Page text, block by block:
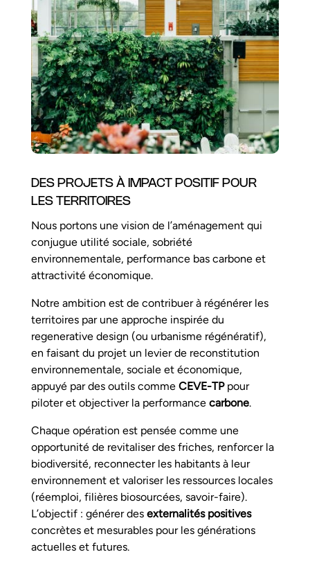
DES PROJETS À IMPACT POSITIF POUR
LES TERRITOIRES
Nous portons une vision de l’aménagement qui
conjugue utilité sociale, sobriété
environnementale, performance bas carbone et
attractivité économique.
Notre ambition est de contribuer à régénérer les
territoires par une approche inspirée du
regenerative design (ou urbanisme régénératif),
en faisant du projet un levier de reconstitution
environnementale, sociale et économique,
appuyé par des outils comme CEVE-TPpour
piloter et objectiver la performance carbone.
Chaque opération est pensée comme une
opportunité de revitaliser des friches, renforcer la
biodiversité, reconnecter les habitants à leur
environnement et valoriser les ressources locales
(réemploi, filières biosourcées, savoir-faire).
L’objectif : générer des externalités positives
concrètes et mesurables pour les générations
actuelles et futures.